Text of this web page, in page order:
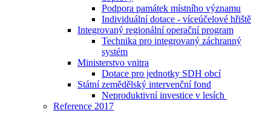
Podpora památek místního významu
Individuální dotace - víceúčelové hřiště
Integrovaný regionální operační program
Technika pro integrovaný záchranný
systém
Ministerstvo vnitra
Dotace pro jednotky SDH obcí
Státní zemědělský intervenční fond
Neproduktivní investice v lesích
Reference 2017